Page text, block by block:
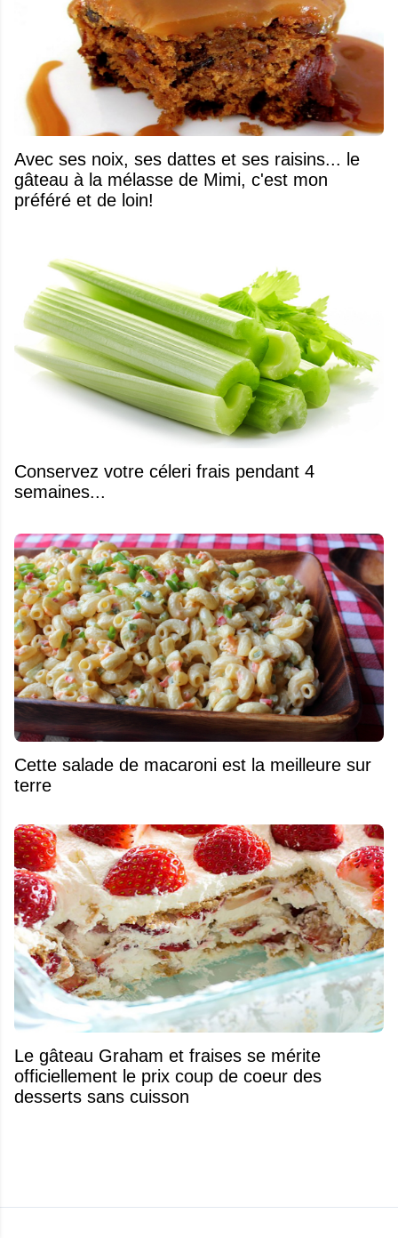
Avec ses noix, ses dattes et ses raisins... le
gâteau à la mélasse de Mimi, c'est mon
préféré et de loin!
Conservez votre céleri frais pendant 4
semaines...
Cette salade de macaroni est la meilleure sur
terre
Le gâteau Graham et fraises se mérite
officiellement le prix coup de coeur des
desserts sans cuisson